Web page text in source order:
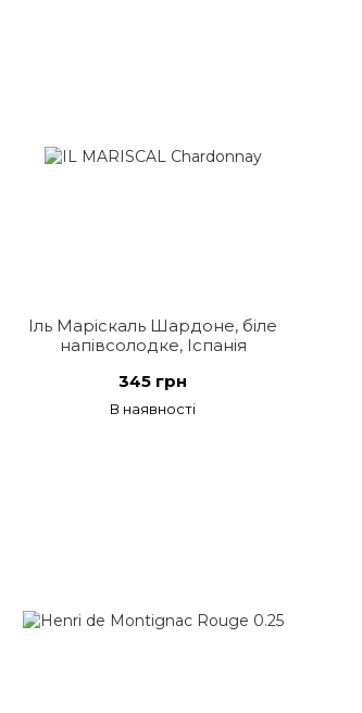
Іль Маріскаль Шардоне, біле
напівсолодке, Іспанія
345 грн
В наявності